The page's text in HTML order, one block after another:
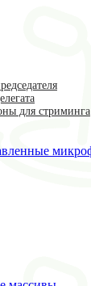
для стриминга